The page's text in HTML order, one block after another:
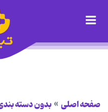
صفحه اصلی بدون دسته